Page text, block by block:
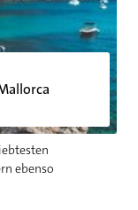
ebenso